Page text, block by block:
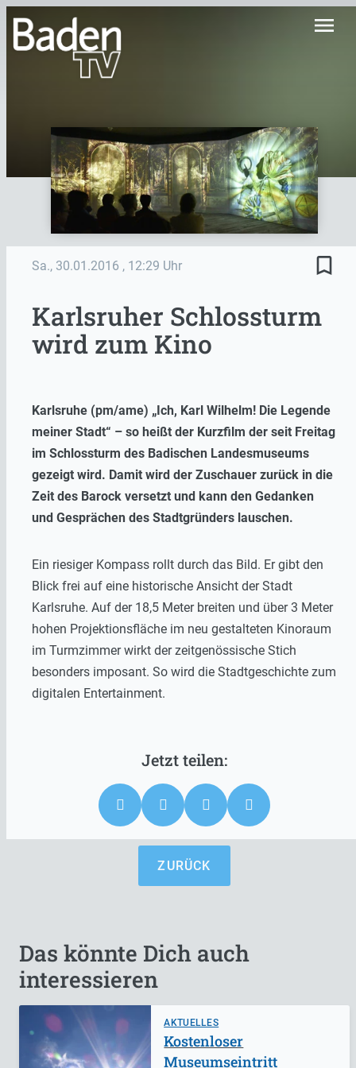
menu
Sa., 30.01.2016 , 12:29 Uhr bookmark_border
Karlsruher Schlossturm
wird zum Kino
Karlsruhe (pm/ame) „Ich, Karl Wilhelm! Die Legende
meiner Stadt“ – so heißt der Kurzfilm der seit Freitag
im Schlossturm des Badischen Landesmuseums
gezeigt wird. Damit wird der Zuschauer zurück in die
Zeit des Barock versetzt und kann den Gedanken
und Gesprächen des Stadtgründers lauschen.
Ein riesiger Kompass rollt durch das Bild. Er gibt den
Blick frei auf eine historische Ansicht der Stadt
Karlsruhe. Auf der 18,5 Meter breiten und über 3 Meter
hohen Projektionsfläche im neu gestalteten Kinoraum
im Turmzimmer wirkt der zeitgenössische Stich
besonders imposant. So wird die Stadtgeschichte zum
digitalen Entertainment.
ZURÜCK
Das könnte Dich auch
interessieren
AKTUELLES
Kostenloser
Museumseintritt